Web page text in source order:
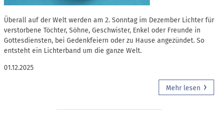
Überall auf der Welt werden am 2. Sonntag im Dezember Lichter für
verstorbene Töchter, Söhne, Geschwister, Enkel oder Freunde in
Gottesdiensten, bei Gedenkfeiern oder zu Hause angezündet. So
entsteht ein Lichterband um die ganze Welt.
01.12.2025
Mehr lesen